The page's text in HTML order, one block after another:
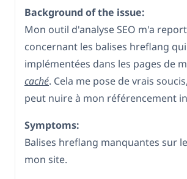
Background of the issue:
Mon outil d'analyse SEO m'a
concernant les balises hreflang
implémentées dans les pages de
caché. Cela me pose de vrais
peut nuire à mon référencement
Symptoms:
Balises hreflang manquantes sur
mon site.